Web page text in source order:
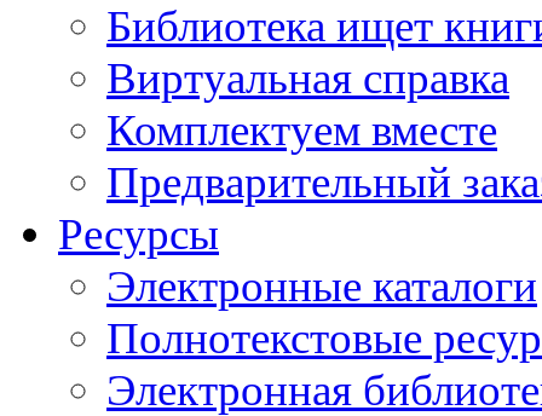
Библиотека ищет
Виртуальная справка
Комплектуем вместе
Предварительный
Ресурсы
Электронные каталоги
Полнотекстовые
Электронная